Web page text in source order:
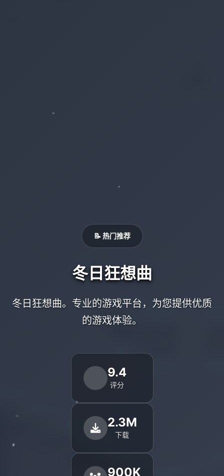
📝 热门推荐
冬日狂想曲
冬日狂想曲。专业的游戏平台，为您提供优质
的游戏体验。
9.4
评分
2.3M
下载
900K